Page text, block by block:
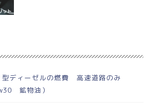
ディーゼルの燃費 高速道路のみ
鉱物油）